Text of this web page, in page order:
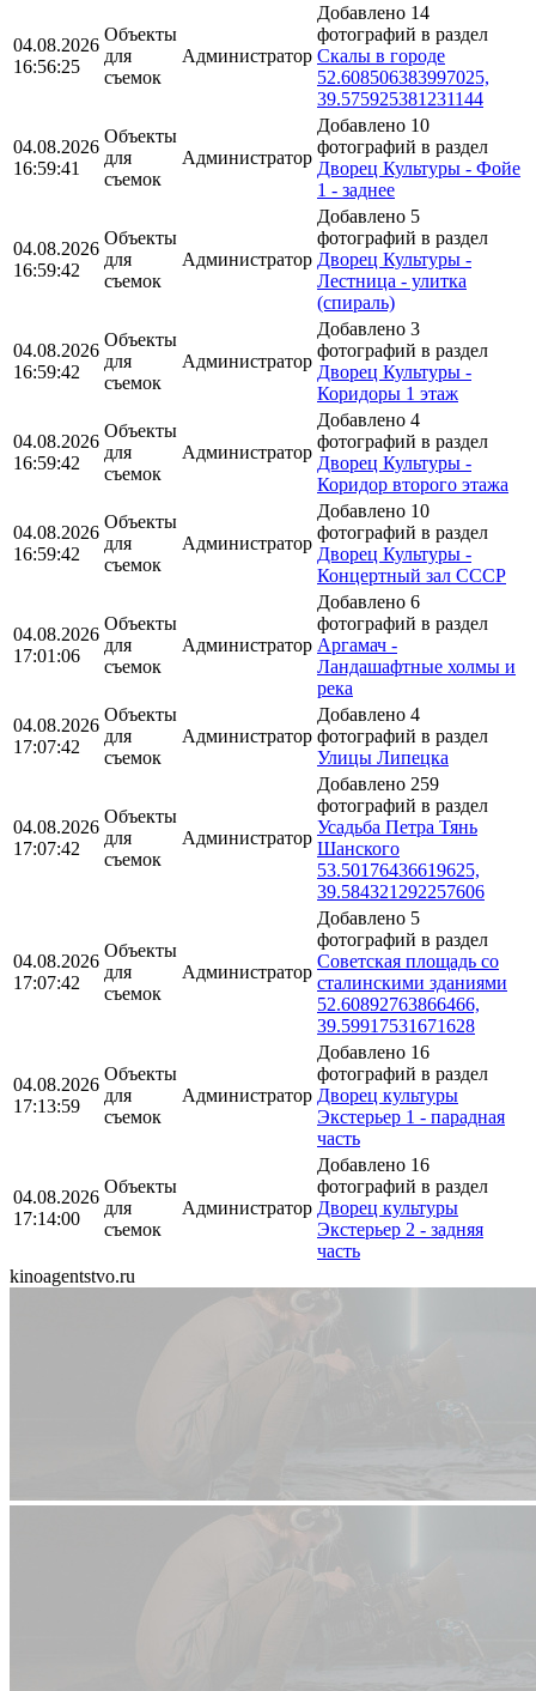
04.08.2026
16:56:25
Объекты
для
съемок
Администратор
Добавлено 14
фотографий в раздел
Скалы в городе
52.608506383997025,
39.575925381231144
04.08.2026
16:59:41
Объекты
для
съемок
Администратор
Добавлено 10
фотографий в раздел
Дворец Культуры - Фойе
1 - заднее
04.08.2026
16:59:42
Объекты
для
съемок
Администратор
Добавлено 5
фотографий в раздел
Дворец Культуры -
Лестница - улитка
(спираль)
04.08.2026
16:59:42
Объекты
для
съемок
Администратор
Добавлено 3
фотографий в раздел
Дворец Культуры -
Коридоры 1 этаж
04.08.2026
16:59:42
Объекты
для
съемок
Администратор
Добавлено 4
фотографий в раздел
Дворец Культуры -
Коридор второго этажа
04.08.2026
16:59:42
Объекты
для
съемок
Администратор
Добавлено 10
фотографий в раздел
Дворец Культуры -
Концертный зал СССР
04.08.2026
17:01:06
Объекты
для
съемок
Администратор
Добавлено 6
фотографий в раздел
Аргамач -
Ландашафтные холмы и
река
04.08.2026
17:07:42
Объекты
для
съемок
Администратор
Добавлено 4
фотографий в раздел
Улицы Липецка
04.08.2026
17:07:42
Объекты
для
съемок
Администратор
Добавлено 259
фотографий в раздел
Усадьба Петра Тянь
Шанского
53.50176436619625,
39.584321292257606
04.08.2026
17:07:42
Объекты
для
съемок
Администратор
Добавлено 5
фотографий в раздел
Советская площадь со
сталинскими зданиями
52.60892763866466,
39.59917531671628
04.08.2026
17:13:59
Объекты
для
съемок
Администратор
Добавлено 16
фотографий в раздел
Дворец культуры
Экстерьер 1 - парадная
часть
04.08.2026
17:14:00
Объекты
для
съемок
Администратор
Добавлено 16
фотографий в раздел
Дворец культуры
Экстерьер 2 - задняя
часть
kinoagentstvo.ru